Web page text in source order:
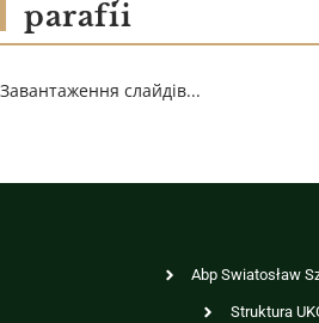
parafii
Завантаження слайдів...
Abp Swiatosław
Struktura